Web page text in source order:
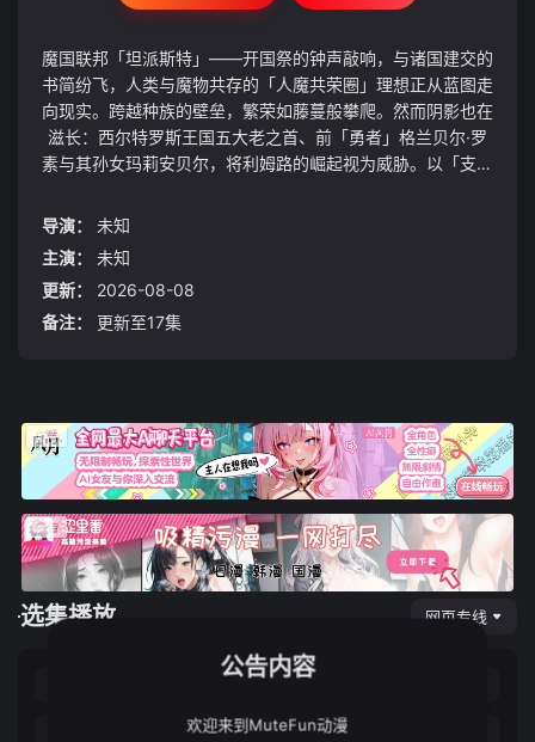
魔国联邦「坦派斯特」——开国祭的钟声敲响，与诸国建交的
书简纷飞，人类与魔物共存的「人魔共荣圈」理想正从蓝图走
向现实。跨越种族的壁垒，繁荣如藤蔓般攀爬。然而阴影也在
滋长：西尔特罗斯王国五大老之首、前「勇者」格兰贝尔·罗
素与其孙女玛莉安贝尔，将利姆路的崛起视为威胁。以「支配
同时，黄金乡埃尔德拉的魔王雷昂亦因某种目的悄然行动。当
「勇者」即将睁开双眼——怀抱不可退让的信念，利姆路的下
一战，是生存还是毁灭？
导演：
未知
主演：
未知
更新：
2026-08-08
备注：
更新至17集
选集播放 网页专线
第75集
第78集 第79集
公告内容
欢迎来到MuteFun动漫